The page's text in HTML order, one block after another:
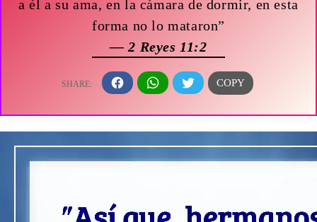
a él a su ama, en la cámara de dormir, en esta
forma no lo mataron”
— 2 Reyes 11:2